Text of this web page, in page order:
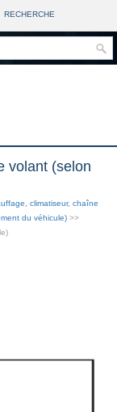
RECHERCHE
volant (selon
climatiseur, chaîne
du véhicule) >>